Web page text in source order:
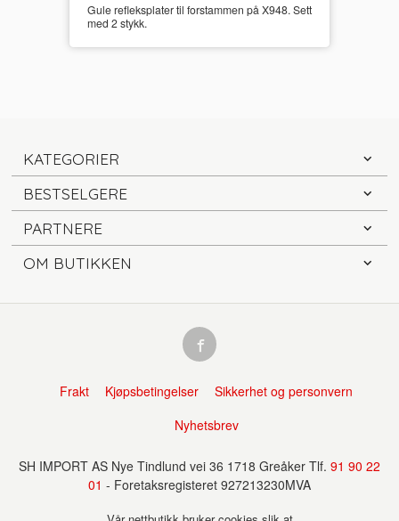
Gule refleksplater til forstammen på X948. Sett
med 2 stykk.
KATEGORIER
BESTSELGERE
PARTNERE
OM BUTIKKEN
Frakt Kjøpsbetingelser
Sikkerhet og personvern
Nyhetsbrev
SH IMPORT AS Nye Tindlund vei 36 1718 Greåker Tlf. 91 90 22
01 - Foretaksregisteret 927213230MVA